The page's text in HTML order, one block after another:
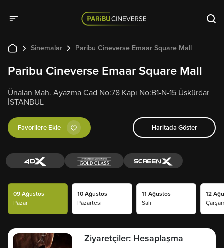
Sinemalar Paribu Cineverse Emaar Square Mall
Paribu Cineverse Emaar Square Mall
Ünalan Mah. Ayazma Cad No:78 Kapı No:B1-N-15 Üskürdar
İSTANBUL
Favorilere Ekle Haritada Göster
09 Ağustos
Pazar
10 Ağustos
Pazartesi
11 Ağustos
Salı
12
Ziyaretçiler: Hesaplaşma